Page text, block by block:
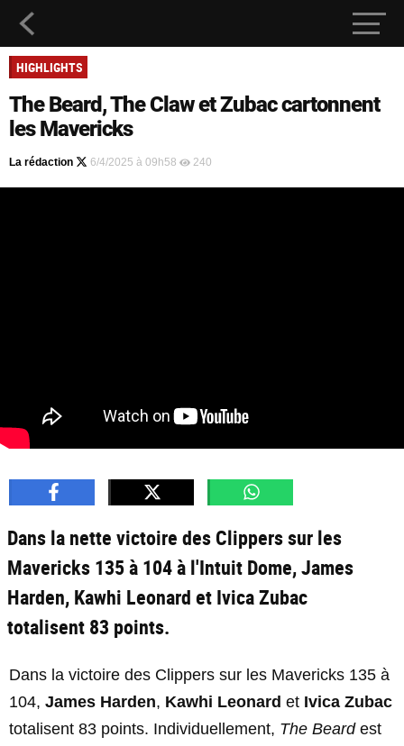
HIGHLIGHTS
The Beard, The Claw et Zubac cartonnent
les Mavericks
La rédaction 6/4/2025 à 09h58 240
Dans la nette victoire des Clippers sur les
Mavericks 135 à 104 à l'Intuit Dome, James
Harden, Kawhi Leonard et Ivica Zubac
totalisent 83 points.
Dans la victoire des Clippers sur les Mavericks 135 à
104, James Harden, Kawhi Leonard et Ivica Zubac
totalisent 83 points. Individuellement, The Beardest